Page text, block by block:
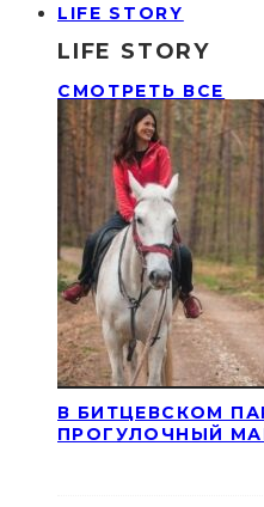
LIFE STORY
LIFE STORY
СМОТРЕТЬ ВСЕ
В БИТЦЕВСКОМ
ПРОГУЛОЧНЫЙ